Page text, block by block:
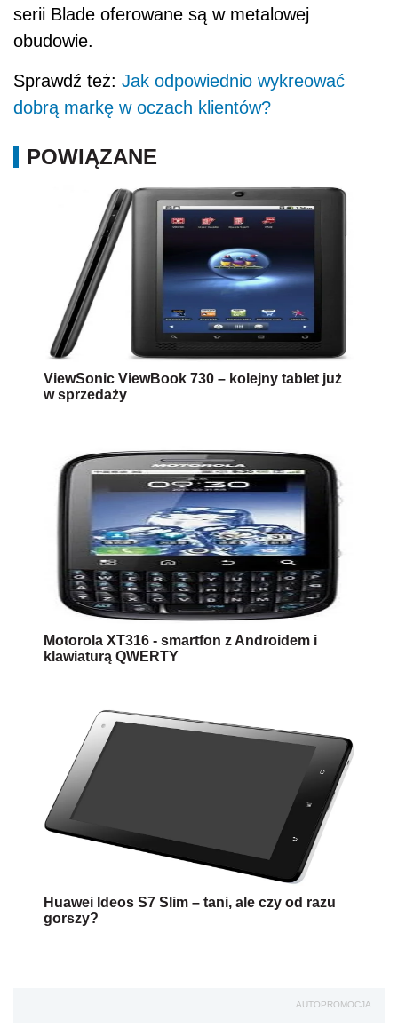
serii Blade oferowane są w metalowej
obudowie.
Sprawdź też: Jak odpowiednio wykreować
dobrą markę w oczach klientów?
POWIĄZANE
ViewSonic ViewBook 730 – kolejny tablet już
w sprzedaży
Motorola XT316 - smartfon z Androidem i
klawiaturą QWERTY
Huawei Ideos S7 Slim – tani, ale czy od razu
gorszy?
AUTOPROMOCJA